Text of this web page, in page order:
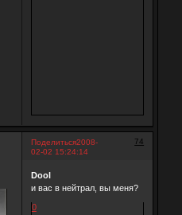
Поделиться 74
2008-
02-02 15:24:14
Dool
и вас в нейтрал, вы меня?
0